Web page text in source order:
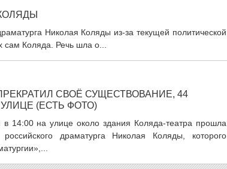
Николая Коляды из-за текущей политической
сам Коляда. Речь шла о...
СВОЁ СУЩЕСТВОВАНИЕ, 44
(ЕСТЬ ФОТО)
в 14:00 на улице около здания Коляда-театра прошла
российского драматурга Николая Коляды, которого